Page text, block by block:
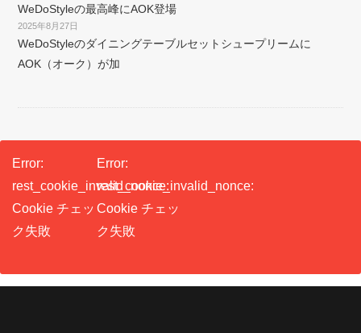
WeDoStyleの最高峰にAOK登場
2025年8月27日
WeDoStyleのダイニングテーブルセットシュープリームに
AOK（オーク）が加
Error:
rest_cookie_invalid_nonce:
Cookie チェッ
ク失敗
Error:
rest_cookie_invalid_nonce:
Cookie チェッ
ク失敗